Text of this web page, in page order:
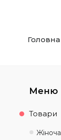
Головна
Товари